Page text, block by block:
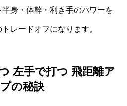
身・体幹・利き手のパワーを
レードオフになります。
左手で打つ 飛距離ア
の秘訣